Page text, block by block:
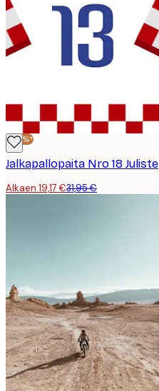
-40%*
Jalkapallopaita Nro 18 Juliste
Alkaen 19,17 €31,95 €